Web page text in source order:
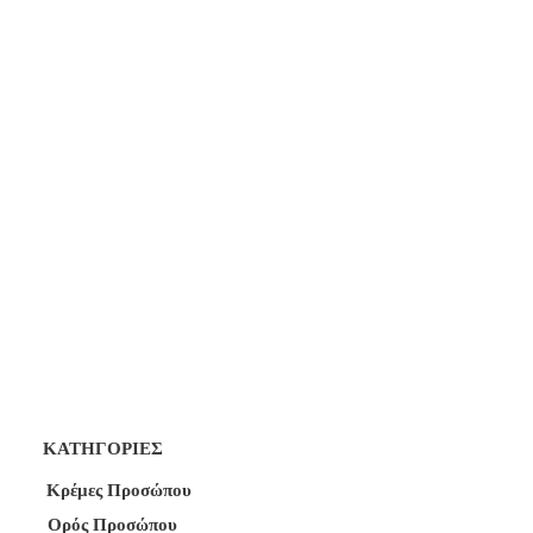
ΚΑΤΗΓΟΡΙΕΣ
Κρέμες Προσώπου
Ορός Προσώπου